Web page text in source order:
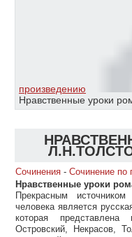
произведению
Нравственные уроки
Сочинения - Сочинение по
Нравственные уроки
Прекрасным
человека является
которая
Островский, Некрасов,